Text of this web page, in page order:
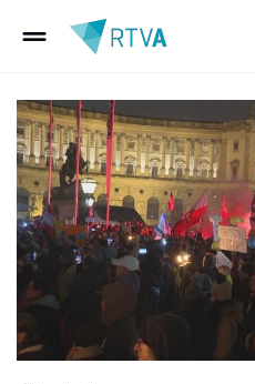
drag_handle